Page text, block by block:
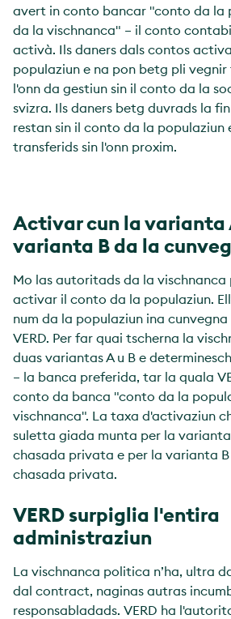
avert in conto bancar "conto da la
da la vischnanca" – il conto
activà. Ils daners dals contos
populaziun e na pon betg pli
l'onn da gestiun sin il conto da la
svizra. Ils daners betg duvrads la
restan sin il conto da la populaziun
transferids sin l'onn proxim.
Activar cun la varianta
varianta B da la
Mo las autoritads da la
activar il conto da la populaziun.
num da la populaziun ina
VERD. Per far quai tscherna la
duas variantas A u B e
– la banca preferida, tar la quala
conto da banca "conto da la
vischnanca". La taxa d'activaziun
suletta giada munta per la varianta
chasada privata e per la varianta B
chasada privata.
VERD surpiglia l'entira
administraziun
La vischnanca politica n’ha, ultra
dal contract, naginas autras
responsabladads. VERD ha